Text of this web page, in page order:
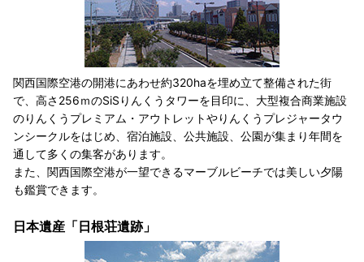
関西国際空港の開港にあわせ約320haを埋め立て整備された街
で、高さ256ｍのSiSりんくうタワーを目印に、大型複合商業施設
のりんくうプレミアム・アウトレットやりんくうプレジャータウ
ンシークルをはじめ、宿泊施設、公共施設、公園が集まり年間を
通して多くの集客があります。
また、関西国際空港が一望できるマーブルビーチでは美しい夕陽
も鑑賞できます。
日本遺産「日根荘遺跡」